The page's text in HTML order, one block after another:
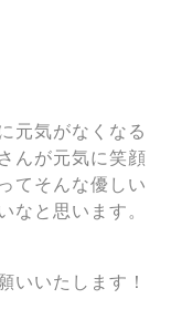
元気がなくなる
んが元気に笑顔
てそんな優しい
なと思います。
いいたします！